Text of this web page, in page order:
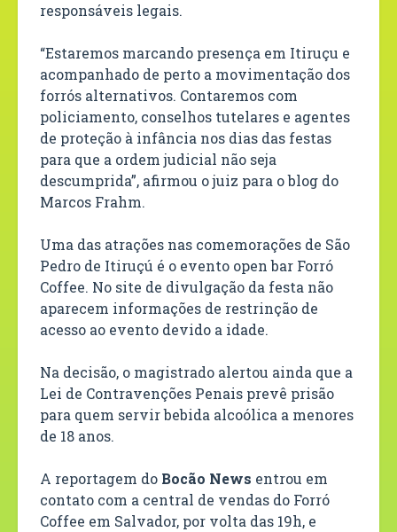
responsáveis legais.
“Estaremos marcando presença em Itiruçu e
acompanhado de perto a movimentação dos
forrós alternativos. Contaremos com
policiamento, conselhos tutelares e agentes
de proteção à infância nos dias das festas
para que a ordem judicial não seja
descumprida”, afirmou o juiz para o blog do
Marcos Frahm.
Uma das atrações nas comemorações de São
Pedro de Itiruçú é o evento open bar Forró
Coffee. No site de divulgação da festa não
aparecem informações de restrinção de
acesso ao evento devido a idade.
Na decisão, o magistrado alertou ainda que a
Lei de Contravenções Penais prevê prisão
para quem servir bebida alcoólica a menores
de 18 anos.
A reportagem do Bocão News entrou em
contato com a central de vendas do Forró
Coffee em Salvador, por volta das 19h, e